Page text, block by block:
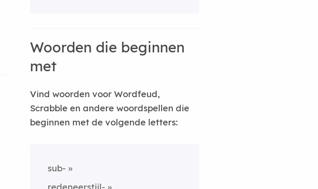
Woorden die beginnen
met
Vind woorden voor Wordfeud,
Scrabble en andere woordspellen die
beginnen met de volgende letters:
sub-